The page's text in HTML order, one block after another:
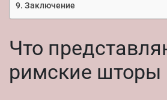
Заключение
Что
римские шторы